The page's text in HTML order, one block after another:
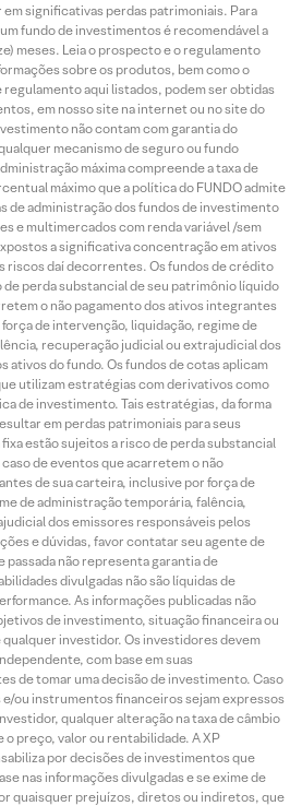
significativas perdas patrimoniais. Para
fundo de investimentos é recomendável a
meses. Leia o prospecto e o regulamento
sobre os produtos, bem como o
aqui listados, podem ser obtidas
em nosso site na internet ou no site do
não contam com garantia do
mecanismo de seguro ou fundo
máxima compreende a taxa de
máximo que a política do FUNDO admite
de administração dos fundos de investimento
e multimercados com renda variável /sem
a significativa concentração em ativos
riscos daí decorrentes. Os fundos de crédito
perda substancial de seu patrimônio líquido
o não pagamento dos ativos integrantes
de intervenção, liquidação, regime de
recuperação judicial ou extrajudicial dos
ativos do fundo. Os fundos de cotas aplicam
utilizam estratégias com derivativos como
de investimento. Tais estratégias, da forma
em perdas patrimoniais para seus
estão sujeitos a risco de perda substancial
de eventos que acarretem o não
de sua carteira, inclusive por força de
de administração temporária, falência,
dos emissores responsáveis pelos
e dúvidas, favor contatar seu agente de
não representa garantia de
divulgadas não são líquidas de
As informações publicadas não
de investimento, situação financeira ou
investidor. Os investidores devem
com base em suas
de tomar uma decisão de investimento. Caso
ou instrumentos financeiros sejam expressos
qualquer alteração na taxa de câmbio
preço, valor ou rentabilidade. A XP
por decisões de investimentos que
nas informações divulgadas e se exime de
quaisquer prejuízos, diretos ou indiretos, que